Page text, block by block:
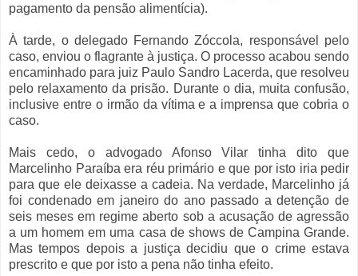
pagamento da pensão alimentícia).
À tarde, o delegado Fernando Zóccola, responsável pelo
caso, enviou o flagrante à justiça. O processo acabou sendo
encaminhado para juiz Paulo Sandro Lacerda, que resolveu
pelo relaxamento da prisão. Durante o dia, muita confusão,
inclusive entre o irmão da vítima e a imprensa que cobria o
caso.
Mais cedo, o advogado Afonso Vilar tinha dito que
Marcelinho Paraíba era réu primário e que por isto iria pedir
para que ele deixasse a cadeia. Na verdade, Marcelinho já
foi condenado em janeiro do ano passado a detenção de
seis meses em regime aberto sob a acusação de agressão
a um homem em uma casa de shows de Campina Grande.
Mas tempos depois a justiça decidiu que o crime estava
prescrito e que por isto a pena não tinha efeito.